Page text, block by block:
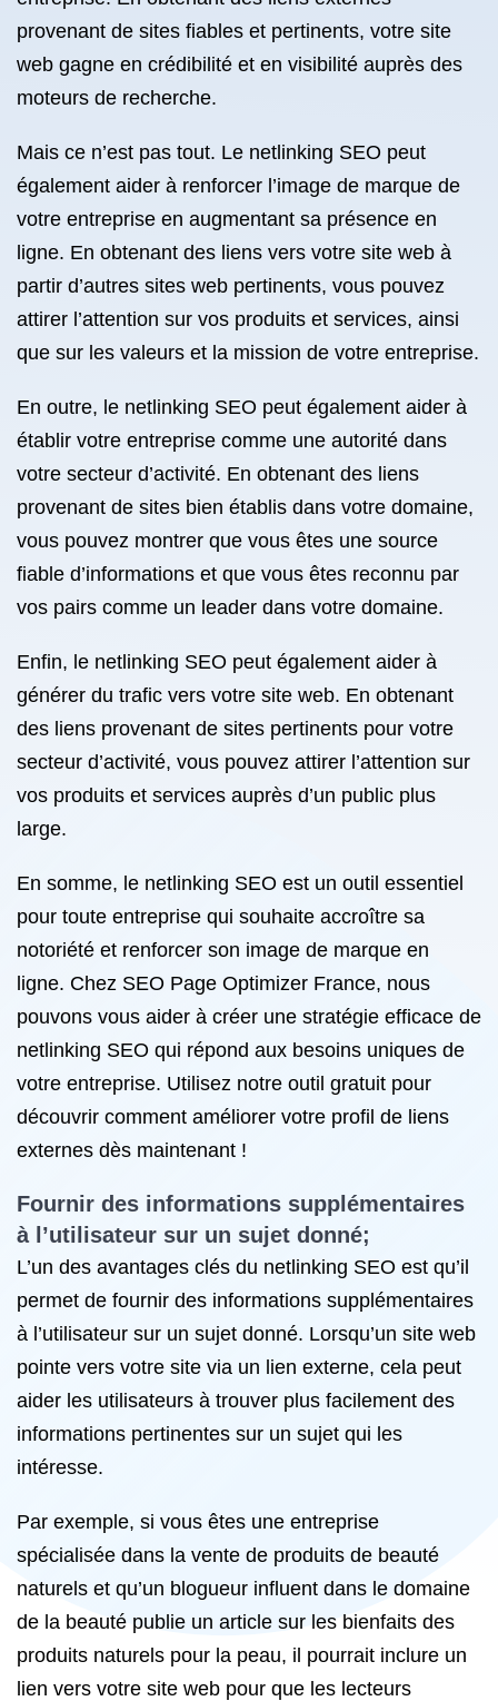
provenant de sites fiables et pertinents, votre site
web gagne en crédibilité et en visibilité auprès des
moteurs de recherche.
Mais ce n’est pas tout. Le netlinking SEO peut
également aider à renforcer l’image de marque de
votre entreprise en augmentant sa présence en
ligne. En obtenant des liens vers votre site web à
partir d’autres sites web pertinents, vous pouvez
attirer l’attention sur vos produits et services, ainsi
que sur les valeurs et la mission de votre entreprise.
En outre, le netlinking SEO peut également aider à
établir votre entreprise comme une autorité dans
votre secteur d’activité. En obtenant des liens
provenant de sites bien établis dans votre domaine,
vous pouvez montrer que vous êtes une source
fiable d’informations et que vous êtes reconnu par
vos pairs comme un leader dans votre domaine.
Enfin, le netlinking SEO peut également aider à
générer du trafic vers votre site web. En obtenant
des liens provenant de sites pertinents pour votre
secteur d’activité, vous pouvez attirer l’attention sur
vos produits et services auprès d’un public plus
large.
En somme, le netlinking SEO est un outil essentiel
pour toute entreprise qui souhaite accroître sa
notoriété et renforcer son image de marque en
ligne. Chez SEO Page Optimizer France, nous
pouvons vous aider à créer une stratégie efficace de
netlinking SEO qui répond aux besoins uniques de
votre entreprise. Utilisez notre outil gratuit pour
découvrir comment améliorer votre profil de liens
externes dès maintenant !
Fournir des informations supplémentaires
à l’utilisateur sur un sujet donné;
L’un des avantages clés du netlinking SEO est qu’il
permet de fournir des informations supplémentaires
à l’utilisateur sur un sujet donné. Lorsqu’un site web
pointe vers votre site via un lien externe, cela peut
aider les utilisateurs à trouver plus facilement des
informations pertinentes sur un sujet qui les
intéresse.
Par exemple, si vous êtes une entreprise
spécialisée dans la vente de produits de beauté
naturels et qu’un blogueur influent dans le domaine
de la beauté publie un article sur les bienfaits des
produits naturels pour la peau, il pourrait inclure un
lien vers votre site web pour que les lecteurs